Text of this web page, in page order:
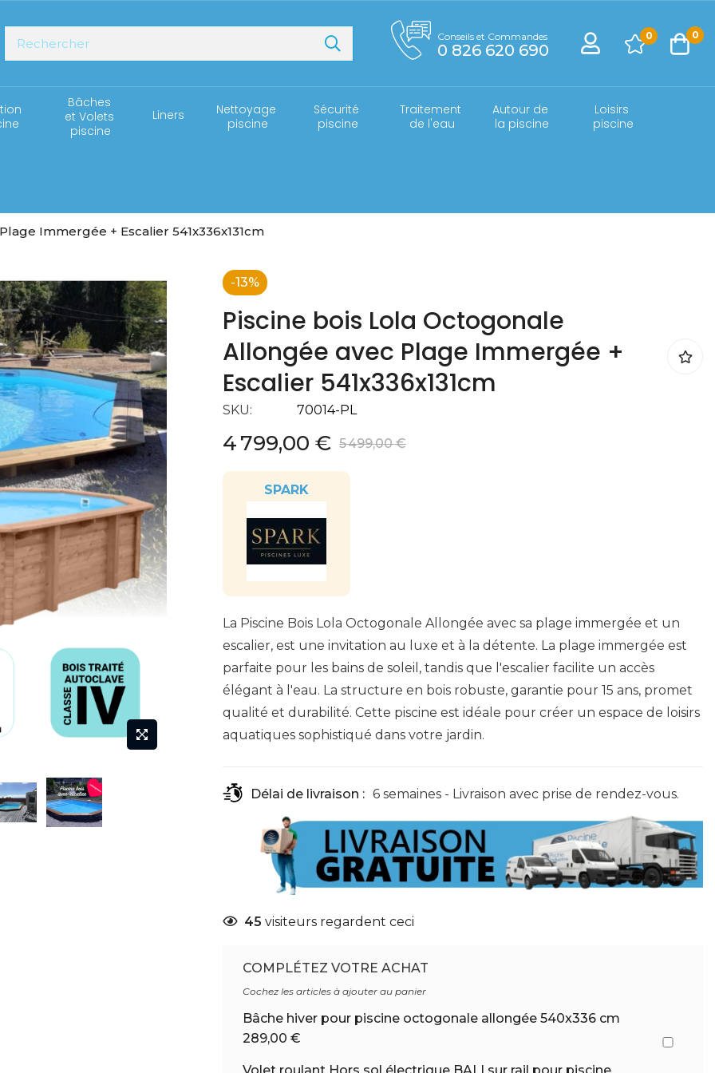
Conseils et Commandes
0 826 620 690
0 0
Bâches
et Volets
piscine
Liners
Nettoyage
piscine
Sécurité
piscine
Traitement
de l'eau
Autour de
la piscine
Loisirs
piscine
Immergée + Escalier 541x336x131cm
-13%
Piscine bois Lola Octogonale
Allongée avec Plage Immergée +
Escalier 541x336x131cm
SKU 70014-PL
4 799,00 € 5 499,00 €
SPARK
La Piscine Bois Lola Octogonale Allongée avec sa plage immergée et un
escalier, est une invitation au luxe et à la détente. La plage immergée est
parfaite pour les bains de soleil, tandis que l'escalier facilite un accès
élégant à l'eau. La structure en bois robuste, garantie pour 15 ans, promet
qualité et durabilité. Cette piscine est idéale pour créer un espace de loisirs
aquatiques sophistiqué dans votre jardin.
Délai de livraison : 6 semaines - Livraison avec prise de rendez-vous.
45 visiteurs regardent ceci
COMPLÉTEZ VOTRE ACHAT
Cochez les articles à ajouter au panier
Bâche hiver pour piscine octogonale allongée 540x336 cm
289,00 €